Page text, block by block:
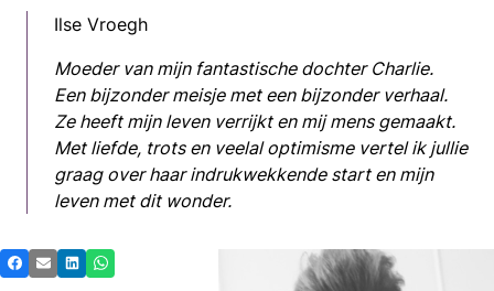
Ilse Vroegh
Moeder van mijn fantastische dochter Charlie.
Een bijzonder meisje met een bijzonder verhaal.
Ze heeft mijn leven verrijkt en mij mens gemaakt.
Met liefde, trots en veelal optimisme vertel ik jullie
graag over haar indrukwekkende start en mijn
leven met dit wonder.
DeelFacebook
E-mailLinkedInWhatsapp